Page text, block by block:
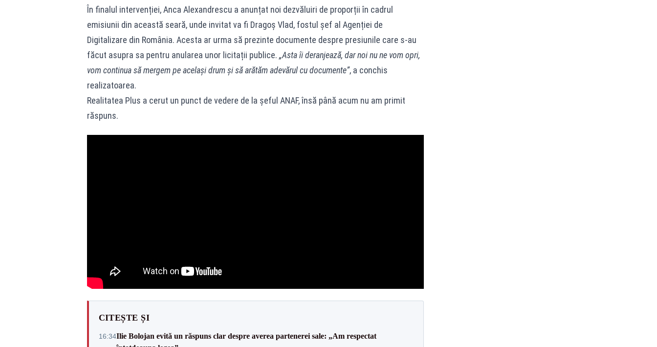
În finalul intervenției, Anca Alexandrescu a anunțat noi dezvăluiri de proporții în cadrul
emisiunii din această seară, unde invitat va fi Dragoș Vlad, fostul șef al Agenției de
Digitalizare din România. Acesta ar urma să prezinte documente despre presiunile care s-au
făcut asupra sa pentru anularea unor licitații publice. „Asta îi deranjează, dar noi nu ne vom opri,
vom continua să mergem pe același drum și să arătăm adevărul cu documente”, a conchis
realizatoarea.
Realitatea Plus a cerut un punct de vedere de la șeful ANAF, însă până acum nu am primit
răspuns.
CITEȘTE ȘI
16:34Ilie Bolojan evită un răspuns clar despre averea partenerei sale: „Am respectat